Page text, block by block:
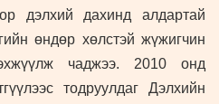
дэлхий дахинд алдартай
өндөр хөлстэй жүжигчин
чаджээ. 2010 онд
тодруулдаг Дэлхийн